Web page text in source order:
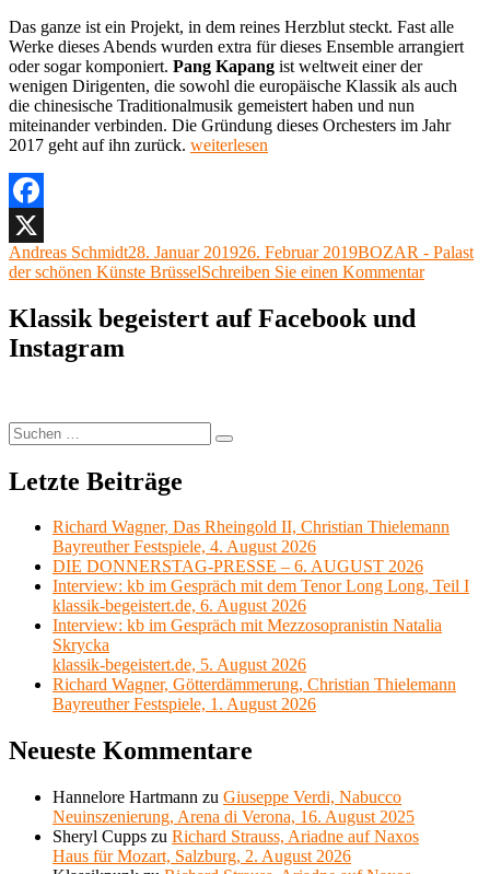
Das ganze ist ein Projekt, in dem reines Herzblut steckt. Fast alle
Werke dieses Abends wurden extra für dieses Ensemble arrangiert
oder sogar komponiert. Pang Kapang ist weltweit einer der
wenigen Dirigenten, die sowohl die europäische Klassik als auch
die chinesische Traditionalmusik gemeistert haben und nun
miteinander verbinden. Die Gründung dieses Orchesters im Jahr
2017 geht auf ihn zurück. „Pang
Chinese
Orchestra,
Brüssel,
Januar
weiterlesen
Facebook
X
Autor
Andreas SchmidtVeröffentlicht
am
28. Januar 201926. Februar 2019Kategorien
BOZAR - Palast
der schönen Künste BrüsselSchreiben Sie einen Kommentarzu
Klassik begeistert auf Facebook und
Instagram
Suchen
nach:
Suchen
Letzte Beiträge
Richard Wagner, Das Rheingold II, Christian Thielemann
Bayreuther Festspiele, 4. August 2026
DIE DONNERSTAG-PRESSE – 6. AUGUST 2026
Interview: kb im Gespräch mit dem Tenor Long Long, Teil I
klassik-begeistert.de, 6. August 2026
Interview: kb im Gespräch mit Mezzosopranistin Natalia
Skrycka
klassik-begeistert.de, 5. August 2026
Richard Wagner, Götterdämmerung, Christian Thielemann
Bayreuther Festspiele, 1. August 2026
Neueste Kommentare
Hannelore Hartmann zu Giuseppe Verdi, Nabucco
Neuinszenierung, Arena di Verona, 16. August 2025
Sheryl Cupps zu Richard Strauss, Ariadne auf Naxos
Haus für Mozart, Salzburg, 2. August 2026